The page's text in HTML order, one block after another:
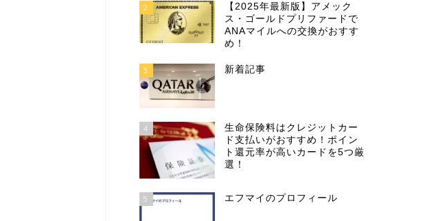
2
【2025年最新版】アメック
ス・ゴールドプリファードで
ANAマイルへの交換がおすす
め！
3 新着記事
4
生命保険料はクレジットカー
ド支払いがおすすめ！ポイン
ト還元率が高いカードを5つ厳
選！
5 エフマイのプロフィール